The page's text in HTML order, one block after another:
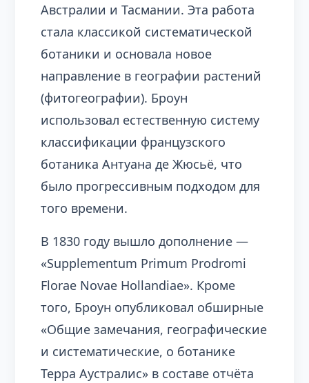
Австралии и Тасмании. Эта работа
стала классикой систематической
ботаники и основала новое
направление в географии растений
(фитогеографии). Броун
использовал естественную систему
классификации французского
ботаника Антуана де Жюсьё, что
было прогрессивным подходом для
того времени.
В 1830 году вышло дополнение —
«Supplementum Primum Prodromi
Florae Novae Hollandiae». Кроме
того, Броун опубликовал обширные
«Общие замечания, географические
и систематические, о ботанике
Терра Аустралис» в составе отчёта